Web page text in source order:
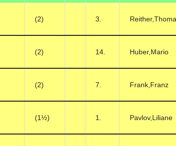
(2) 3.
(2) 14. Huber,Mario
(2) 7. Frank,Franz
(1½) 1. Pavlov,Liliane